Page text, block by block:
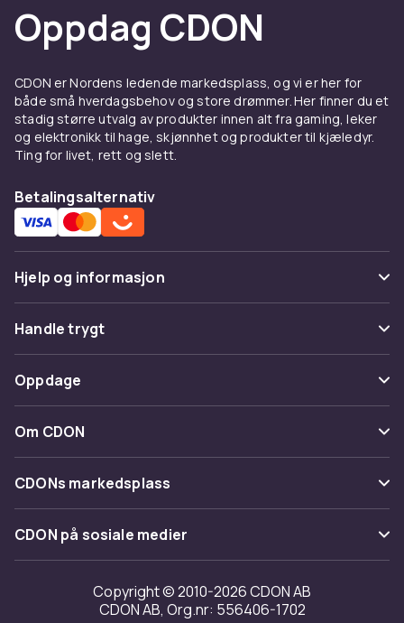
Oppdag CDON
CDON er Nordens ledende markedsplass, og vi er her for
både små hverdagsbehov og store drømmer. Her finner du et
stadig større utvalg av produkter innen alt fra gaming, leker
og elektronikk til hage, skjønnhet og produkter til kjæledyr.
Ting for livet, rett og slett.
Betalingsalternativ
Hjelp og informasjon
Vanlige spørsmål
Spor pakke
Angre & returner her
Kontakt oss
Handle trygt
Betaling
Levering
Tilbakekallinger
Oppdage
Kategorier
Varemerker
Om CDON
Om oss
Kundeanmeldelser
Jobbe på CDON
Investor relations
CDONs markedsplass
Merchant Help Center
CDON på sosiale medier
Copyright © 2010-2026 CDON AB
CDON AB, Org.nr: 556406-1702